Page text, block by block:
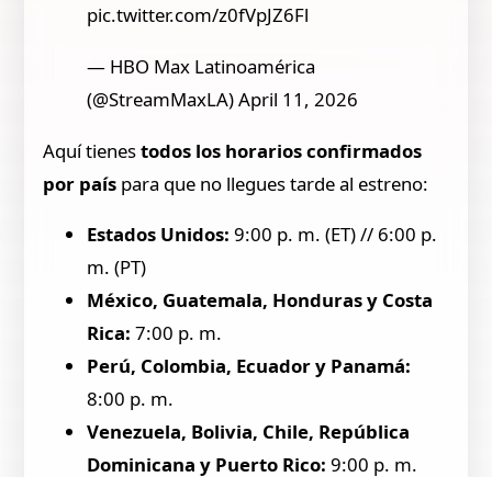
pic.twitter.com/z0fVpJZ6Fl
— HBO Max Latinoamérica
(@StreamMaxLA) April 11, 2026
Aquí tienestodos los horarios confirmados
por país para que no llegues tarde al estreno:
Estados Unidos: 9:00 p. m. (ET) // 6:00 p.
m. (PT)
México, Guatemala, Honduras y Costa
Rica: 7:00 p. m.
Perú, Colombia, Ecuador y Panamá:
8:00 p. m.
Venezuela, Bolivia, Chile, República
Dominicana y Puerto Rico: 9:00 p. m.